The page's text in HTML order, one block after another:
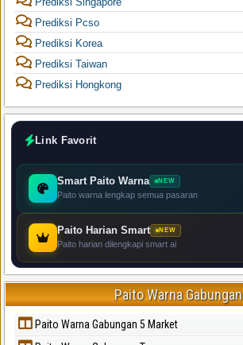
Prediksi Pcso
Prediksi Korea
Prediksi Taiwan
Prediksi Hongkong
Link Favorit
Smart Paito Warna NEW
Paito warna lengkap semua pasaran
Paito Harian Smart NEW
Paito harian dilengkapi smart ai
Paito Warna Gabungan
Paito Warna Gabungan 5 Market